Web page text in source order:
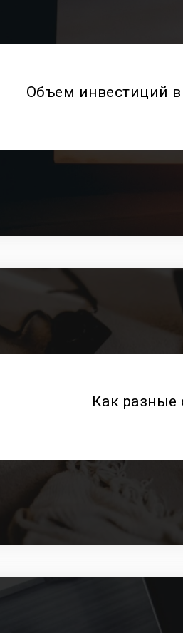
Объем инвестиций
Как разные